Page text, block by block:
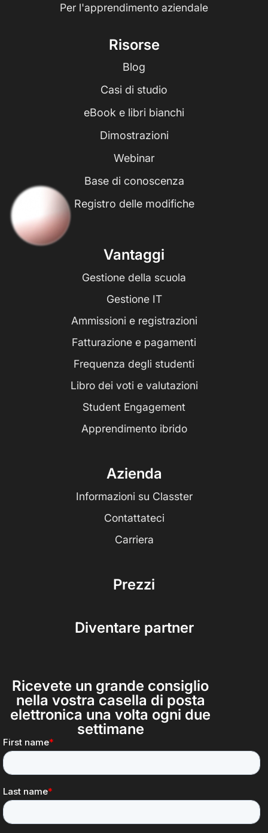
Per l'apprendimento aziendale
Risorse
Blog
Casi di studio
eBook e libri bianchi
Dimostrazioni
Webinar
Base di conoscenza
Registro delle modifiche
Vantaggi
Gestione della scuola
Gestione IT
Ammissioni e registrazioni
Fatturazione e pagamenti
Frequenza degli studenti
Libro dei voti e valutazioni
Student Engagement
Apprendimento ibrido
Azienda
Informazioni su Classter
Contattateci
Carriera
Prezzi
Diventare partner
Ricevete un grande consiglio
nella vostra casella di posta
elettronica una volta ogni due
settimane